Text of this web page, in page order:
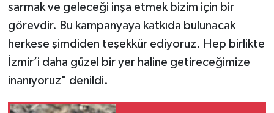
sarmak ve geleceği inşa etmek bizim için bir
görevdir. Bu kampanyaya katkıda bulunacak
herkese şimdiden teşekkür ediyoruz. Hep birlikte
İzmir’i daha güzel bir yer haline getireceğimize
inanıyoruz" denildi.